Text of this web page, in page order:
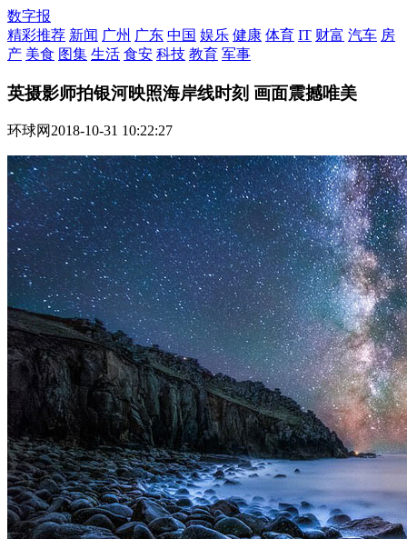
数字报
精彩推荐 新闻 广州 广东 中国 娱乐 健康 体育 IT 财富 汽车 房
产 美食 图集 生活 食安 科技 教育 军事
英摄影师拍银河映照海岸线时刻 画面震撼唯美
环球网2018-10-31 10:22:27